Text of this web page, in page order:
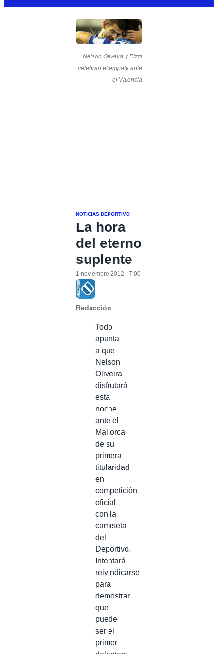
Nelson Oliveira y Pizzi
celebran el empate ante
el Valencia
NOTICIAS DEPORTIVO
La hora
del eterno
suplente
Redacción
1 noviembre 2012 - 7:00
Todo
apunta
a que
Nelson
Oliveira
disfrutará
esta
noche
ante el
Mallorca
de su
primera
titularidad
en
competición
oficial
con la
camiseta
del
Deportivo.
Intentará
reivindicarse
para
demostrar
que
puede
ser el
primer